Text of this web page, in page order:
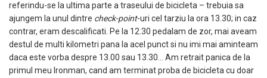
referindu-se la ultima parte a traseului de bicicleta – trebuia sa
ajungem la unul dintre check-point-uri cel tarziu la ora 13.30; in caz
contrar, eram descalificati. Pe la 12.30 pedalam de zor, mai aveam
destul de multi kilometri pana la acel punct si nu imi mai aminteam
daca este vorba despre 13.00 sau 13.30… Am retrait panica de la
primul meu Ironman, cand am terminat proba de bicicleta cu doar